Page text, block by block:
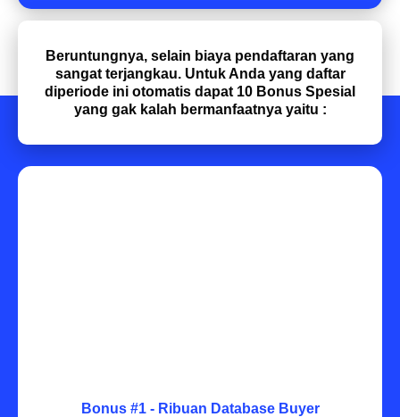
Beruntungnya, selain biaya pendaftaran yang
sangat terjangkau. Untuk Anda yang daftar
diperiode ini otomatis dapat 10 Bonus Spesial
yang gak kalah bermanfaatnya yaitu :
Bonus #1 - Ribuan Database Buyer